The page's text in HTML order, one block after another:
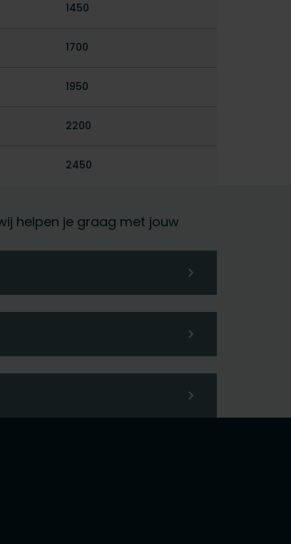
1450
1700
1950
2200
2450
helpen je graag met jouw